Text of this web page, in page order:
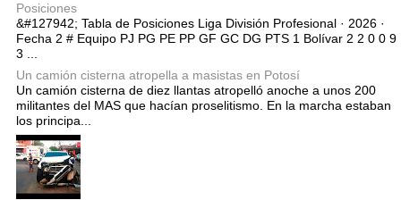
Posiciones
&#127942; Tabla de Posiciones Liga División Profesional · 2026 ·
Fecha 2 # Equipo PJ PG PE PP GF GC DG PTS 1 Bolívar 2 2 0 0 9
3 ...
Un camión cisterna atropella a masistas en Potosí
Un camión cisterna de diez llantas atropelló anoche a unos 200
militantes del MAS que hacían proselitismo. En la marcha estaban
los principa...